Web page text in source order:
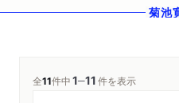
菊池
全11件中1─11件を表示